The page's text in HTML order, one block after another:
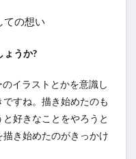
想い
ょうか?
イラストとかを意識し
すね。描き始めたのも
好きなことをやろうと
き始めたのがきっかけ